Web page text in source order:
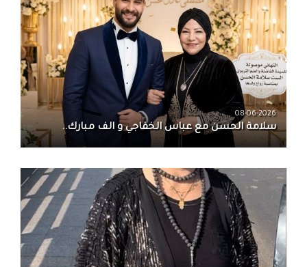
08-06-2026
سلامة الحسن‏ مع ‏عباس الخفاجي‏ و‏ الف مبارك..